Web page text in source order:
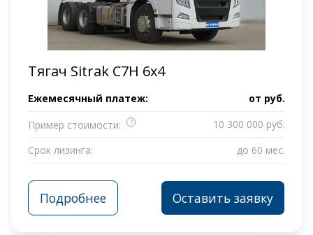
Тягач Sitrak C7H 6x4
Ежемесячный платеж: от руб.
Пример стоимости:
?
10 300 000 руб.
Срок лизинга:
до 60 мес.
Подробнее Оставить заявку